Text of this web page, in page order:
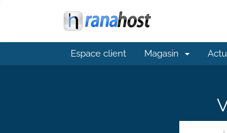
Espace client Magasin